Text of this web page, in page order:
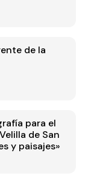
de la
para el
de San
y paisajes»